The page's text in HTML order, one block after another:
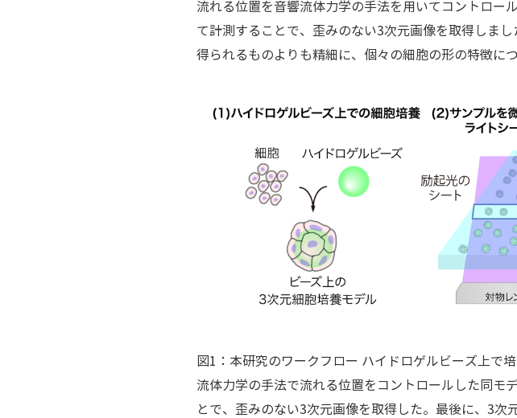
流れる位置を音響流体力学の手法を用いてコントロー
て計測することで、歪みのない3次元画像を取得しま
得られるものよりも精細に、個々の細胞の形の特徴に
図1：本研究のワークフロー ハイドロゲルビーズ上で
流体力学の手法で流れる位置をコントロールした同モ
とで、歪みのない3次元画像を取得した。最後に、3次